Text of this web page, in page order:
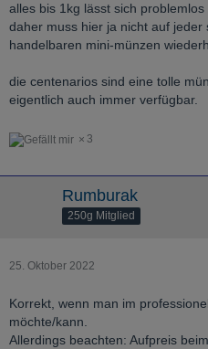
alles bis 1kg lässt sich
daher muss hier ja nicht auf
handelbaren mini-münzen
die centenarios sind eine tolle
eigentlich auch immer verfügbar.
3
Rumburak
250g Mitglied
25. Oktober 2022
Korrekt, wenn man im
möchte/kann.
Allerdings beachten: Aufpreis